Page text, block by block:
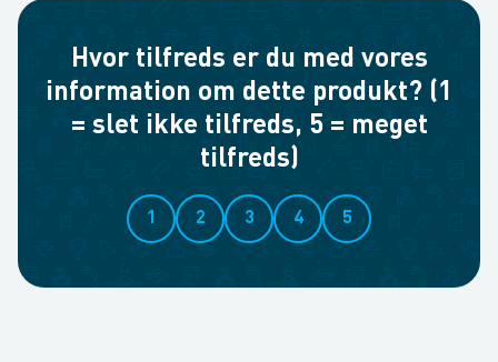
Hvor tilfreds er du med vores
information om dette produkt? (1
= slet ikke tilfreds, 5 = meget
tilfreds)
1 2 3 4 5